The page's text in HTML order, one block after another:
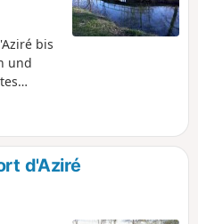
bis
und
oder
d'Aziré